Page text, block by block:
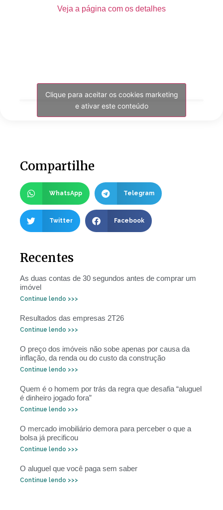
Veja a página com os detalhes
Clique para aceitar os cookies marketing
e ativar este conteúdo
Compartilhe
WhatsApp Telegram
Twitter Facebook
Recentes
As duas contas de 30 segundos antes de comprar um
imóvel
Continue lendo >>>
Resultados das empresas 2T26
Continue lendo >>>
O preço dos imóveis não sobe apenas por causa da
inflação, da renda ou do custo da construção
Continue lendo >>>
Quem é o homem por trás da regra que desafia “aluguel
é dinheiro jogado fora”
Continue lendo >>>
O mercado imobiliário demora para perceber o que a
bolsa já precificou
Continue lendo >>>
O aluguel que você paga sem saber
Continue lendo >>>